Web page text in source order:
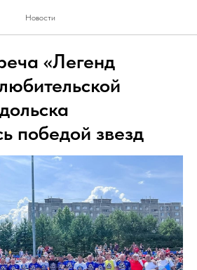
Новости
«Легенд
победой звезд